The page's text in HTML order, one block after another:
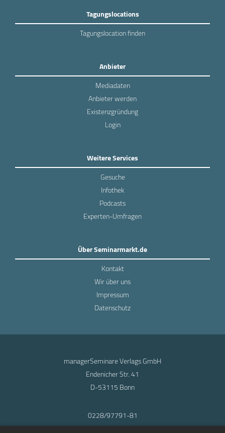
Tagungslocations
Tagungslocation finden
Anbieter
Mediadaten
Anbieter werden
Existenzgründung
Login
Weitere Services
Gesuche
Infothek
Podcasts
Experten-Umfragen
Über Seminarmarkt.de
Kontakt
Wir über uns
Impressum
Datenschutz
managerSeminare Verlags GmbH
Endenicher Str. 41
D-53115 Bonn
0228/97791-81
info@seminarmarkt.de